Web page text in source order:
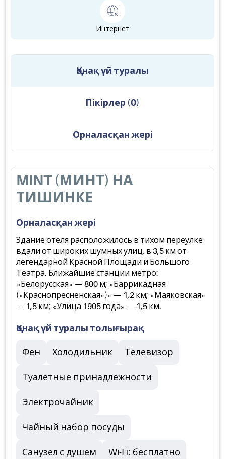
Интернет
Қонақ үй туралы
Пікірлер (0)
Орналасқан жері
MINT (МИНТ) НА
ТИШИНКЕ
Орналасқан жері
Здание отеля расположилось в тихом переулке
вдали от широких шумных улиц, в 3,5 км от
легендарной Красной Площади и Большого
Театра. Ближайшие станции метро:
«Белорусская» — 800 м; «Баррикадная
(«Краснопресненская»)» — 1,2 км; «Маяковская»
— 1,5 км; «Улица 1905 года» — 1,5 км.
Қонақ үй туралы толығырақ
Фен Холодильник Телевизор
Туалетные принадлежности
Электрочайник
Чайный набор посуды
Санузел с душем Wi-Fi: бесплатно